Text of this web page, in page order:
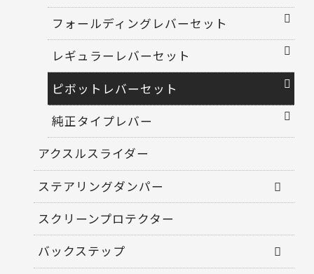
フォールディングレバーセット
レギュラーレバーセット
ピボットレバーセット
純正タイプレバー
アクスルスライダー
ステアリングダンパー
スクリーンプロテクター
バックステップ